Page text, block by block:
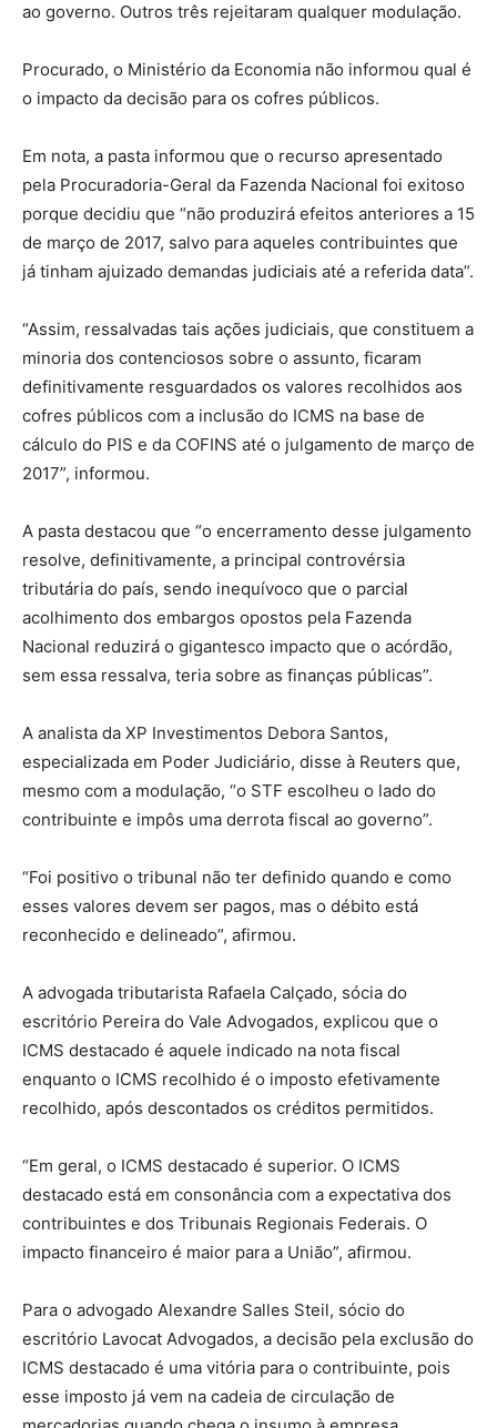
ao governo. Outros três rejeitaram qualquer modulação.
Procurado, o Ministério da Economia não informou qual é
o impacto da decisão para os cofres públicos.
Em nota, a pasta informou que o recurso apresentado
pela Procuradoria-Geral da Fazenda Nacional foi exitoso
porque decidiu que “não produzirá efeitos anteriores a 15
de março de 2017, salvo para aqueles contribuintes que
já tinham ajuizado demandas judiciais até a referida data”.
“Assim, ressalvadas tais ações judiciais, que constituem a
minoria dos contenciosos sobre o assunto, ficaram
definitivamente resguardados os valores recolhidos aos
cofres públicos com a inclusão do ICMS na base de
cálculo do PIS e da COFINS até o julgamento de março de
2017”, informou.
A pasta destacou que “o encerramento desse julgamento
resolve, definitivamente, a principal controvérsia
tributária do país, sendo inequívoco que o parcial
acolhimento dos embargos opostos pela Fazenda
Nacional reduzirá o gigantesco impacto que o acórdão,
sem essa ressalva, teria sobre as finanças públicas”.
A analista da XP Investimentos Debora Santos,
especializada em Poder Judiciário, disse à Reuters que,
mesmo com a modulação, “o STF escolheu o lado do
contribuinte e impôs uma derrota fiscal ao governo”.
“Foi positivo o tribunal não ter definido quando e como
esses valores devem ser pagos, mas o débito está
reconhecido e delineado”, afirmou.
A advogada tributarista Rafaela Calçado, sócia do
escritório Pereira do Vale Advogados, explicou que o
ICMS destacado é aquele indicado na nota fiscal
enquanto o ICMS recolhido é o imposto efetivamente
recolhido, após descontados os créditos permitidos.
“Em geral, o ICMS destacado é superior. O ICMS
destacado está em consonância com a expectativa dos
contribuintes e dos Tribunais Regionais Federais. O
impacto financeiro é maior para a União”, afirmou.
Para o advogado Alexandre Salles Steil, sócio do
escritório Lavocat Advogados, a decisão pela exclusão do
ICMS destacado é uma vitória para o contribuinte, pois
esse imposto já vem na cadeia de circulação de